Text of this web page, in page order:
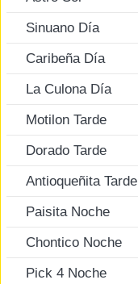
Sinuano Día
Caribeña Día
La Culona Día
Motilon Tarde
Dorado Tarde
Antioqueñita Tarde
Paisita Noche
Chontico Noche
Pick 4 Noche